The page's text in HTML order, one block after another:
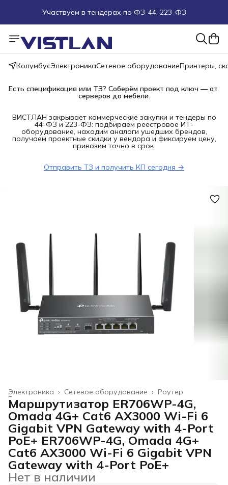
Участвуем в тендерах по ФЗ-44, 223-ФЗ
Пуско-наладочные работы
КолумбусЭлектроникаСетевое оборудованиеПринтеры,
Есть спецификация или ТЗ? Соберём проект под ключ — от
серверов до мебели.
ВИСТЛАН закрывает коммерческие закупки и тендеры по
44-ФЗ и 223-ФЗ: подбираем реестровое ИТ-
оборудование, находим аналоги ушедших брендов,
получаем проектные скидки у вендора и фиксируем цену,
привозим точно в срок.
Отправить ТЗ и получить КП сегодня →
Роутер
Сетевое оборудование ›
Электроника ›
Главная
Маршрутизатор ER706WP-4G,
Omada 4G+ Cat6 AX3000 Wi-Fi 6
Gigabit VPN Gateway with 4-Port
PoE+ ER706WP-4G, Omada 4G+
Cat6 AX3000 Wi-Fi 6 Gigabit VPN
Gateway with 4-Port PoE+
Нет в наличии